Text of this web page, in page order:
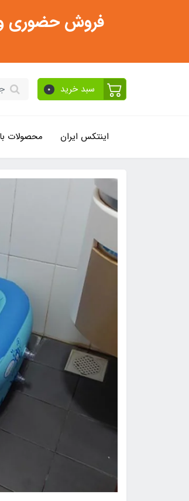
فروش حضوری و تماس تلفنی
سبد خرید 0
اینتکس ایران محصولات